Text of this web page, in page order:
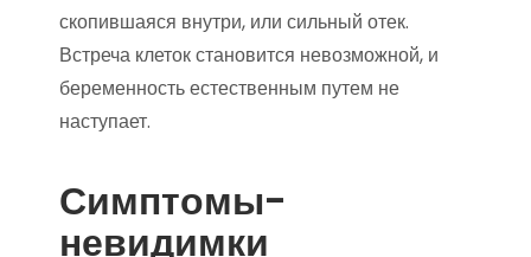
скопившаяся внутри, или сильный отек.
Встреча клеток становится невозможной, и
беременность естественным путем не
наступает.
Симптомы-
невидимки